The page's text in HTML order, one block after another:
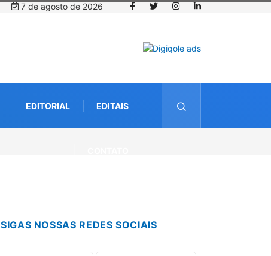
7 de agosto de 2026
EDITORIAL EDITAIS
SIGAS NOSSAS REDES SOCIAIS